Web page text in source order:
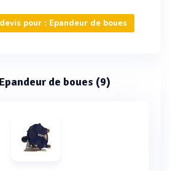
pour : Epandeur de boues
de boues (9)